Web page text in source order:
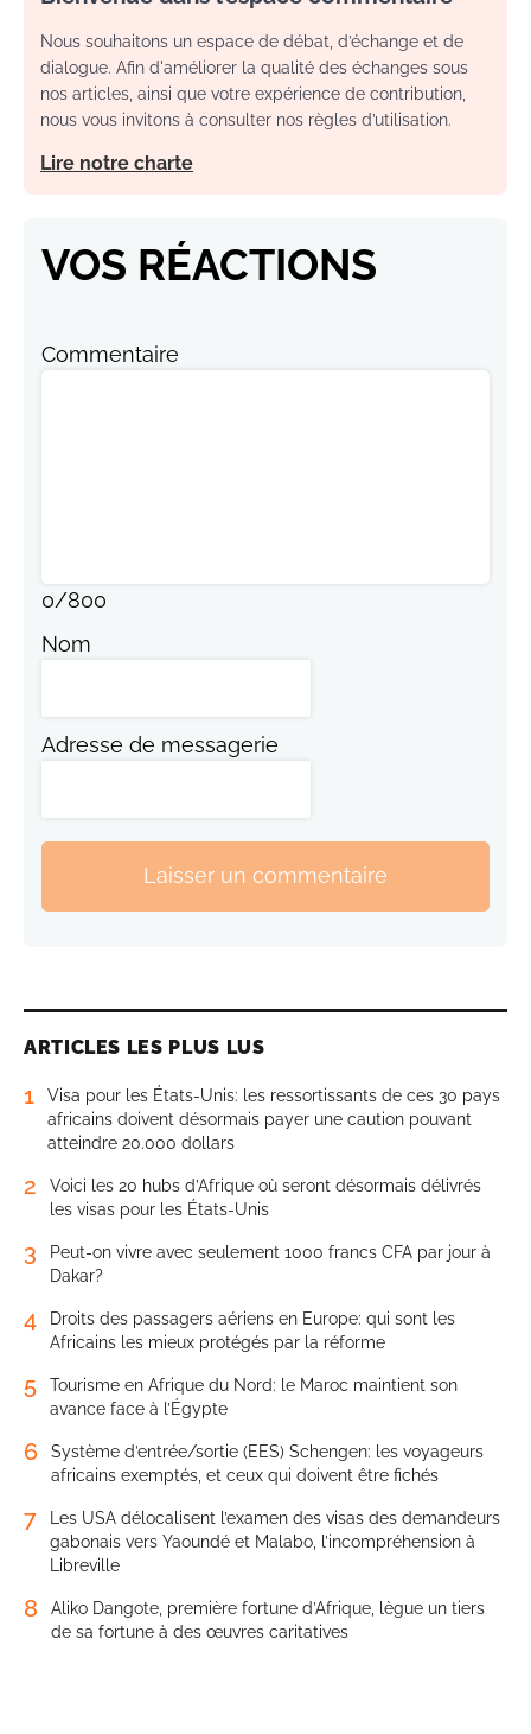
Nous souhaitons un espace de débat, d’échange et de
dialogue. Afin d'améliorer la qualité des échanges sous
nos articles, ainsi que votre expérience de contribution,
nous vous invitons à consulter nos règles d’utilisation.
Lire notre charte
VOS RÉACTIONS
Commentaire
0/800
Nom
Adresse de messagerie
Laisser un commentaire
ARTICLES LES PLUS LUS
1
Visa pour les États-Unis: les ressortissants de ces 30 pays
africains doivent désormais payer une caution pouvant
atteindre 20.000 dollars
2
Voici les 20 hubs d’Afrique où seront désormais délivrés
les visas pour les États-Unis
3
Peut-on vivre avec seulement 1000 francs CFA par jour à
Dakar?
4
Droits des passagers aériens en Europe: qui sont les
Africains les mieux protégés par la réforme
5
Tourisme en Afrique du Nord: le Maroc maintient son
avance face à l’Égypte
6
Système d’entrée/sortie (EES) Schengen: les voyageurs
africains exemptés, et ceux qui doivent être fichés
7
Les USA délocalisent l’examen des visas des demandeurs
gabonais vers Yaoundé et Malabo, l’incompréhension à
Libreville
8
Aliko Dangote, première fortune d’Afrique, lègue un tiers
de sa fortune à des œuvres caritatives